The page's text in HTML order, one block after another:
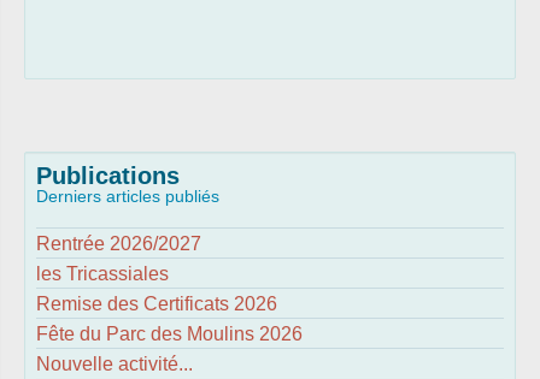
Publications
Derniers articles publiés
Rentrée 2026/2027
les Tricassiales
Remise des Certificats 2026
Fête du Parc des Moulins 2026
Nouvelle activité...